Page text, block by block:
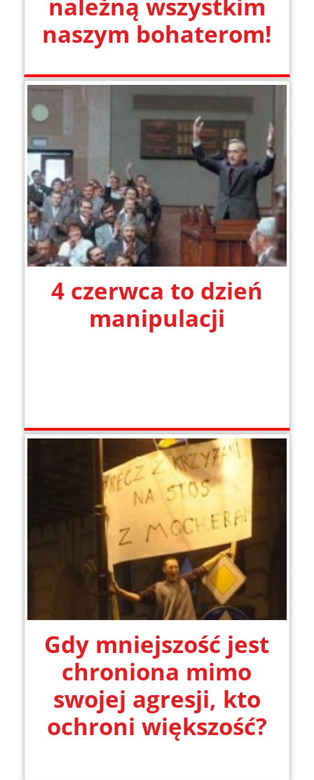
naszym bohaterom!
4 czerwca to dzień
manipulacji
Gdy mniejszość jest
chroniona mimo
swojej agresji, kto
ochroni większość?